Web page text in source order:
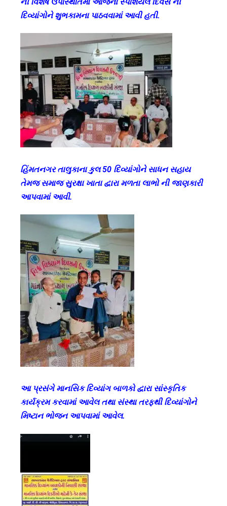
દિવ્યાંગોને શુભકામના પાઠવવામાં આવી હતી.
હિંમતનગર તાલુકાના કુલ 50 દિવ્યાંગોને સાધન સહાય
તેમજ સમાજ સુરક્ષા ખાતા દ્વારા મળતા લાભો ની જાણકારી
આપવામાં આવી.
આ પ્રસંગે માનસિક દિવ્યાંગ બાળકો દ્વારા સાંસ્કૃતિક
કાર્યક્રમ કરવામાં આવેલ તથા સંસ્થા તરફથી દિવ્યાંગોને
મિષ્ટાન ભોજન આપવામાં આવેલ.